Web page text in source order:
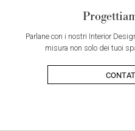
Parlane con i nostri Interior
misura non solo dei tuoi